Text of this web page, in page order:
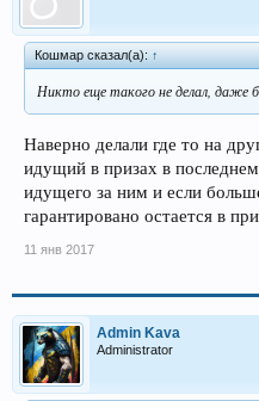
Кошмар сказал(а): ↑
Никто еще такого не делал, даже
Наверно делали где то на
идущий в призах в
идущего за ним и если
гарантировано остается в
11 янв 2017
Admin Kava
Administrator